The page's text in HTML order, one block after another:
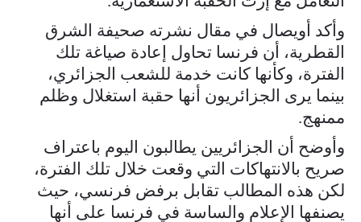
وأكد أويصال في مقال نشرته صحيفة الشرق
القطرية، أن فرنسا تحاول إعادة صياغة تلك
الفترة، وكأنها كانت خدمة للشعب الجزائري،
بينما يرى الجزائريون أنها حقبة استغلال وظلم
ممنهج.
وأوضح أن الجزائريين يطالبون اليوم باعتراف
صريح بالانتهاكات التي وقعت خلال تلك الفترة،
لكن هذه المطالب تقابل برفض فرنسي، حيث
يصنفها الإعلام والساسة في فرنسا على أنها